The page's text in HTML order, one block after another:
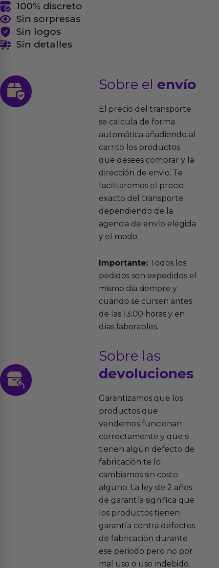
100% discreto
Sin sorpresas
Sin logos
Sin detalles
Sobre el envío
El precio del transporte
se calcula de forma
automática añadiendo al
carrito los productos
que desees comprar y la
dirección de envio. Te
facilitaremos el precio
exacto del transporte
dependiendo de la
agencia de envío elegida
y el modo.
Importante:Todos los
pedidos son expedidos el
mismo dia siempre y
cuando se cursen antes
de las 13:00 horas y en
días laborables.
Sobre las
devoluciones
Garantizamos que los
productos que
vendemos funcionan
correctamente y que si
tienen algún defecto de
fabricación te lo
cambiamos sin costo
alguno. La ley de 2 años
de garantía significa que
los productos tienen
garantía contra defectos
de fabricación durante
ese periodo pero no por
mal uso o uso indebido.